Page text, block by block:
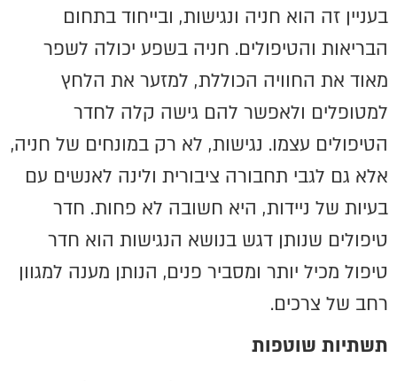
בעניין זה הוא חניה ונגישות, ובייחוד בתחום
הבריאות והטיפולים. חניה בשפע יכולה לשפר
מאוד את החוויה הכוללת, למזער את הלחץ
למטופלים ולאפשר להם גישה קלה לחדר
הטיפולים עצמו. נגישות, לא רק במונחים של חניה,
אלא גם לגבי תחבורה ציבורית ולינה לאנשים עם
בעיות של ניידות, היא חשובה לא פחות. חדר
טיפולים שנותן דגש בנושא הנגישות הוא חדר
טיפול מכיל יותר ומסביר פנים, הנותן מענה למגוון
רחב של צרכים.
תשתיות שוטפות